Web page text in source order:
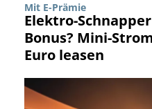
Mit E-Prämie
Elektro-
Bonus? Mini-
Euro leasen